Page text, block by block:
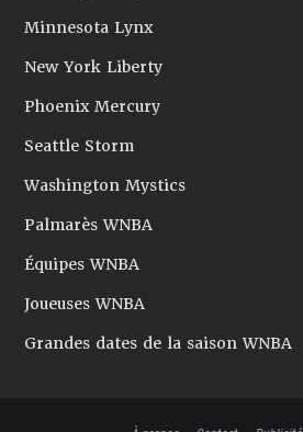
Minnesota Lynx
New York Liberty
Phoenix Mercury
Seattle Storm
Washington Mystics
Palmarès WNBA
Équipes WNBA
Joueuses WNBA
Grandes dates de la saison WNBA